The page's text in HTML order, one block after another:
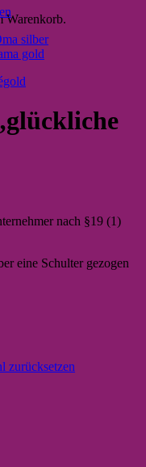
Warenkorb.
nach §19 (1)
eine Schulter gezogen
zurücksetzen